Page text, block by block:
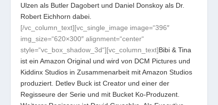
Ulzen als Butler Dagobert und Daniel Donskoy als Dr.
Robert Eichhorn dabei.
[/vc_column_text][vc_single_image image=“396″
img_size=“620×300″ alignment=“center“
style=“vc_box_shadow_3d“][vc_column_text]Bibi & Tina
ist ein Amazon Original und wird von DCM Pictures und
Kiddinx Studios in Zusammenarbeit mit Amazon Studios
produziert. Detlev Buck ist Creator und einer der
Regisseure der Serie und mit Bucket Ko-Produzent.